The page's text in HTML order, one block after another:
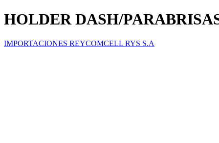
HOLDER DASH/
IMPORTACIONES REYCOMCELL RYS S.A